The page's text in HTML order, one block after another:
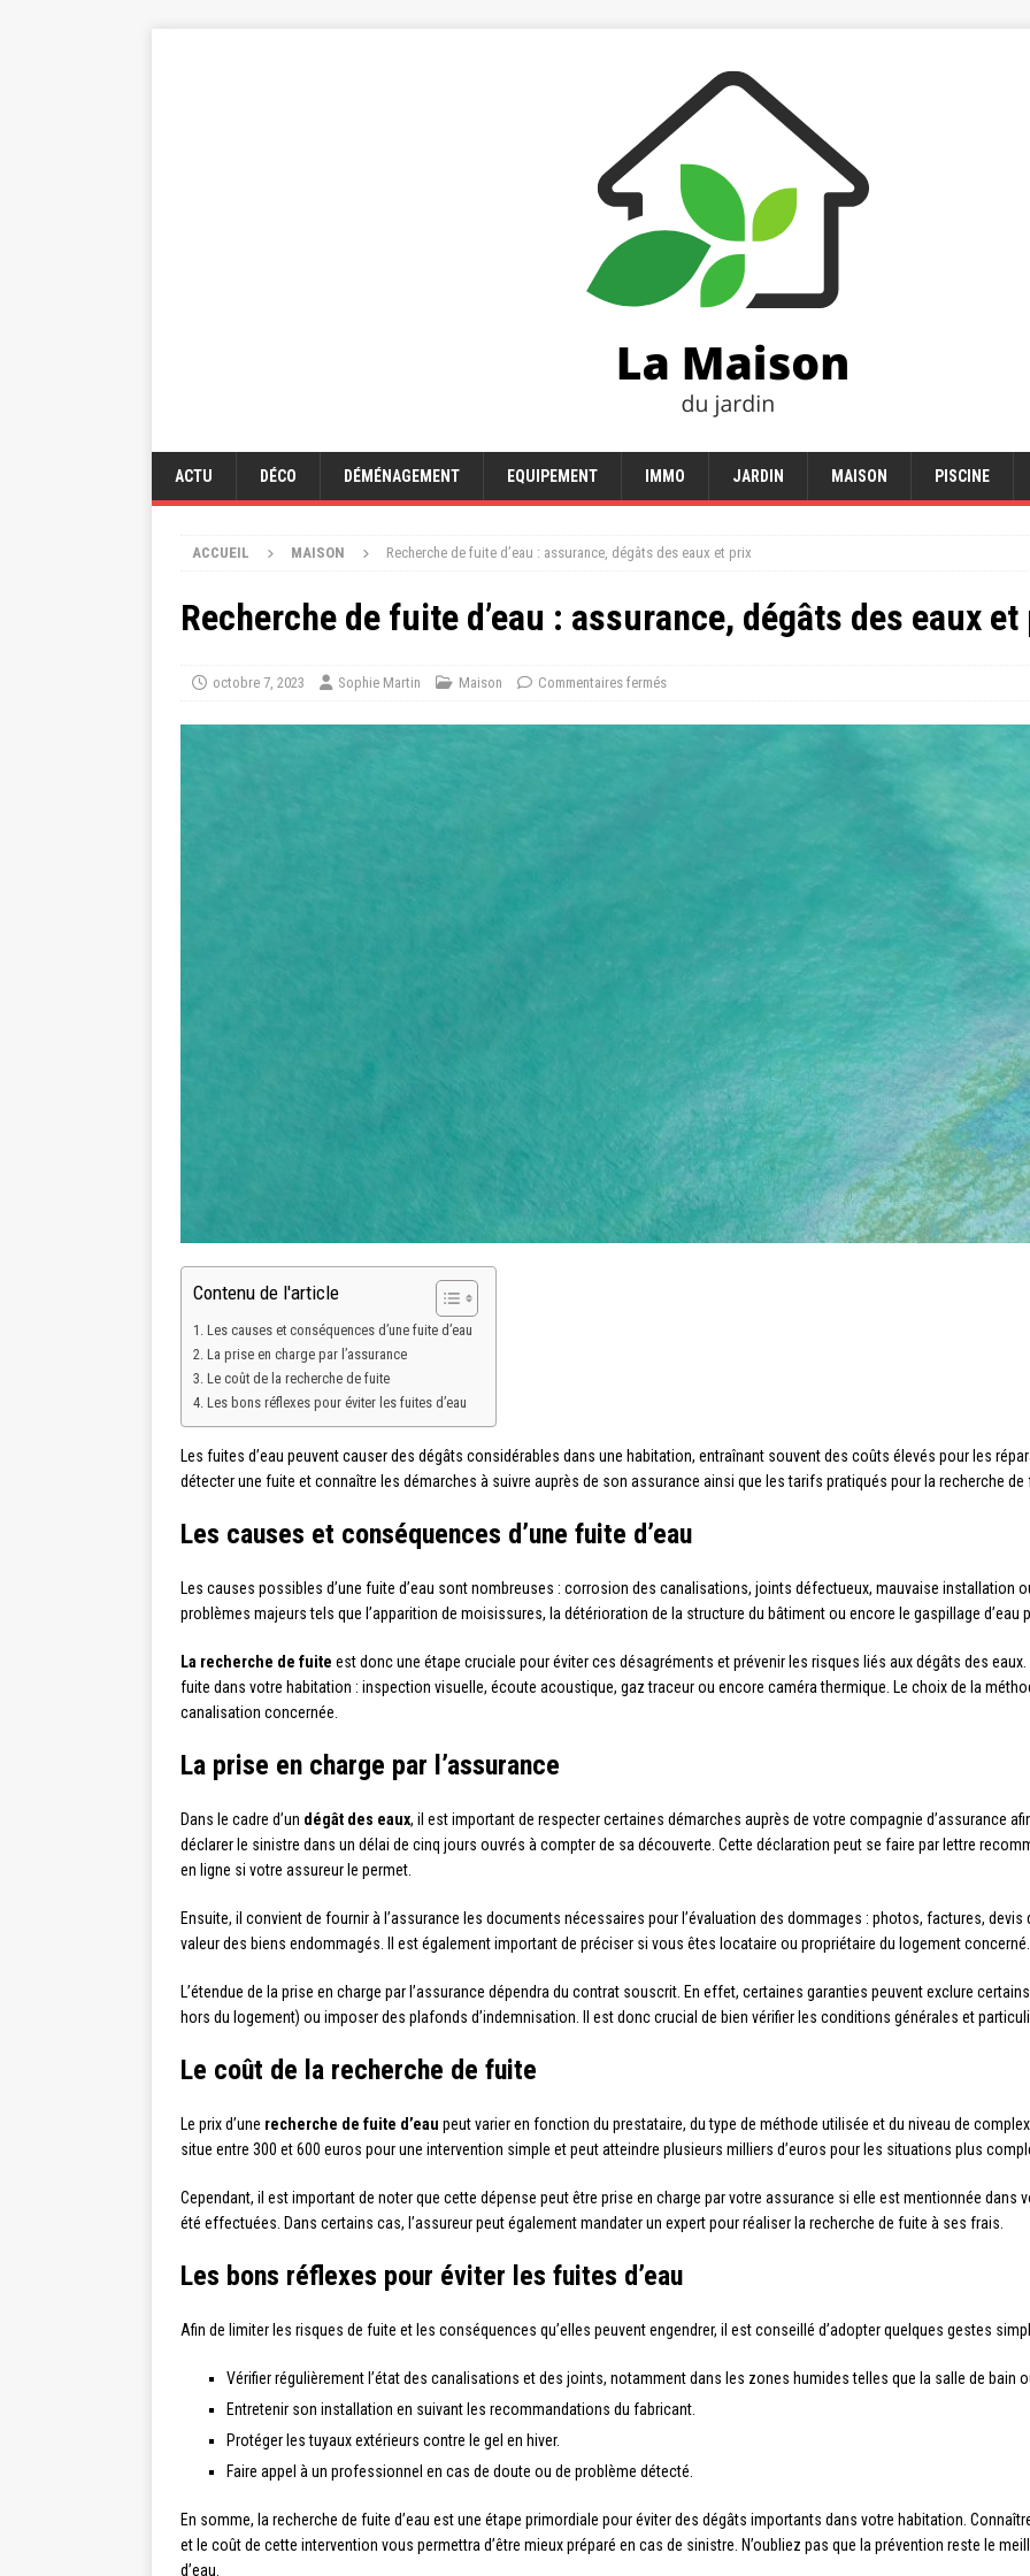
ACTU DÉCO DÉMÉNAGEMENT EQUIPEMENT IMMO JARDIN MAISON PISCINE
ACCUEIL MAISON Recherche de fuite d’eau : assurance, dégâts des eaux et prix
Recherche de fuite d’eau : assurance, dégâts des eaux
octobre 7, 2023 Sophie Martin Maison Commentaires fermés
Contenu de l'article
Les causes et conséquences d’une fuite d’eau
La prise en charge par l’assurance
Le coût de la recherche de fuite
Les bons réflexes pour éviter les fuites d’eau
Les fuites d’eau peuvent causer des dégâts considérables dans une habitation, entraînant souvent des coûts élevés pour les
détecter une fuite et connaître les démarches à suivre auprès de son assurance ainsi que les tarifs pratiqués pour la recherche de
Les causes et conséquences d’une fuite d’eau
Les causes possibles d’une fuite d’eau sont nombreuses : corrosion des canalisations, joints défectueux, mauvaise installation
problèmes majeurs tels que l’apparition de moisissures, la détérioration de la structure du bâtiment ou encore le gaspillage d’eau
La recherche de fuite est donc une étape cruciale pour éviter ces désagréments et prévenir les risques liés aux dégâts des
fuite dans votre habitation : inspection visuelle, écoute acoustique, gaz traceur ou encore caméra thermique. Le choix de la
canalisation concernée.
La prise en charge par l’assurance
Dans le cadre d’un dégât des eaux, il est important de respecter certaines démarches auprès de votre compagnie d’assurance
déclarer le sinistre dans un délai de cinq jours ouvrés à compter de sa découverte. Cette déclaration peut se faire par lettre
en ligne si votre assureur le permet.
Ensuite, il convient de fournir à l’assurance les documents nécessaires pour l’évaluation des dommages : photos, factures,
valeur des biens endommagés. Il est également important de préciser si vous êtes locataire ou propriétaire du logement concerné.
L’étendue de la prise en charge par l’assurance dépendra du contrat souscrit. En effet, certaines garanties peuvent exclure
hors du logement) ou imposer des plafonds d’indemnisation. Il est donc crucial de bien vérifier les conditions générales et
Le coût de la recherche de fuite
Le prix d’une recherche de fuite d’eau peut varier en fonction du prestataire, du type de méthode utilisée et du niveau de
situe entre 300 et 600 euros pour une intervention simple et peut atteindre plusieurs milliers d’euros pour les situations plus
Cependant, il est important de noter que cette dépense peut être prise en charge par votre assurance si elle est mentionnée
été effectuées. Dans certains cas, l’assureur peut également mandater un expert pour réaliser la recherche de fuite à ses frais.
Les bons réflexes pour éviter les fuites d’eau
Afin de limiter les risques de fuite et les conséquences qu’elles peuvent engendrer, il est conseillé d’adopter quelques gestes
Vérifier régulièrement l’état des canalisations et des joints, notamment dans les zones humides telles que la salle de bain
Entretenir son installation en suivant les recommandations du fabricant.
Protéger les tuyaux extérieurs contre le gel en hiver.
Faire appel à un professionnel en cas de doute ou de problème détecté.
En somme, la recherche de fuite d’eau est une étape primordiale pour éviter des dégâts importants dans votre habitation.
et le coût de cette intervention vous permettra d’être mieux préparé en cas de sinistre. N’oubliez pas que la prévention reste le
d’eau.